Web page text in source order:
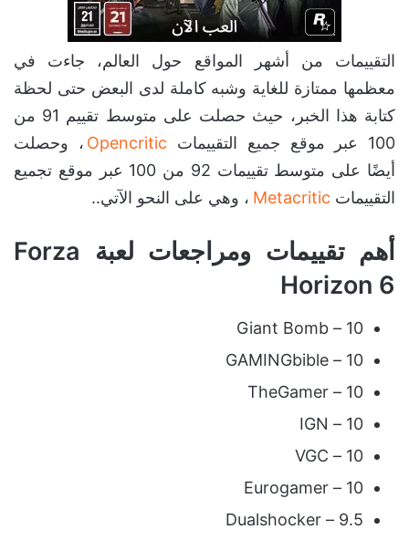
التقييمات من أشهر المواقع حول العالم، جاءت في
معظمها ممتازة للغاية وشبه كاملة لدى البعض حتى لحظة
كتابة هذا الخبر، حيث حصلت على متوسط تقييم 91 من
100 عبر موقع جميع التقييمات
Opencritic ، وحصلت
أيضًا على متوسط تقييمات 92 من 100 عبر موقع تجميع
التقييمات Metacritic ، وهي على النحو الآتي..
أهم تقييمات ومراجعات لعبة Forza
Horizon 6
10 – Giant Bomb
10 – GAMINGbible
10 – TheGamer
10 – IGN
10 – VGC
10 – Eurogamer
9.5 – Dualshocker